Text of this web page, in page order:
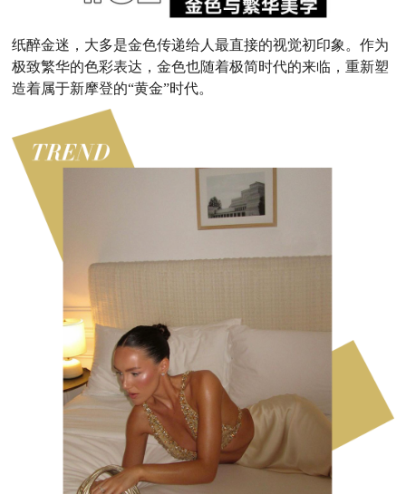
纸醉金迷，大多是金色传递给人最直接的视觉初印象。作为
极致繁华的色彩表达，金色也随着极简时代的来临，重新塑
造着属于新摩登的“黄金”时代。